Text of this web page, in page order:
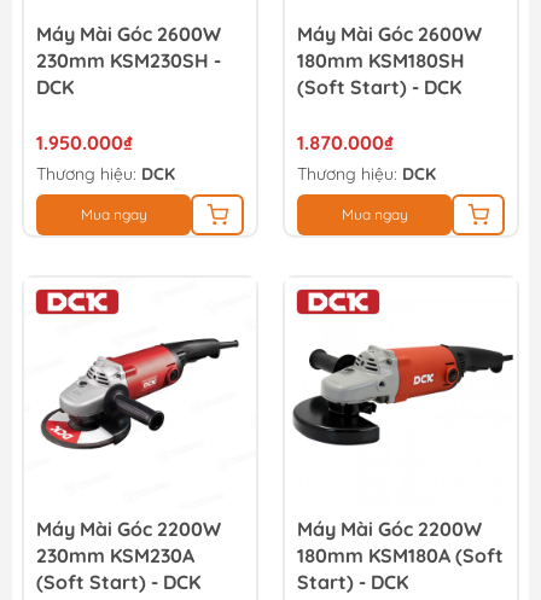
Máy Mài Góc 2600W
230mm KSM230SH -
DCK
1.950.000₫
Thương hiệu: DCK
Mua ngay
Máy Mài Góc 2600W
180mm KSM180SH
(Soft Start) - DCK
1.870.000₫
Thương hiệu: DCK
Mua ngay
Máy Mài Góc 2200W
230mm KSM230A
(Soft Start) - DCK
Máy Mài Góc 2200W
180mm KSM180A (Soft
Start) - DCK